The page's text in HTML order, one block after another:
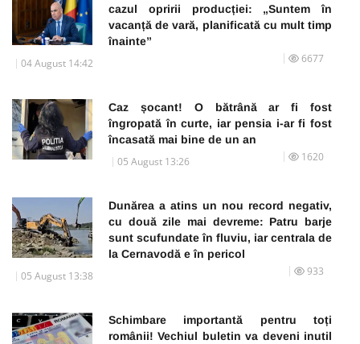
cazul opririi producției: „Suntem în
vacanță de vară, planificată cu mult timp
înainte”
04 August 14:42 6677
Caz șocant! O bătrână ar fi fost
îngropată în curte, iar pensia i-ar fi fost
încasată mai bine de un an
05 August 13:26 1620
Dunărea a atins un nou record negativ,
cu două zile mai devreme: Patru barje
sunt scufundate în fluviu, iar centrala de
la Cernavodă e în pericol
05 August 13:38 933
Schimbare importantă pentru toți
românii! Vechiul buletin va deveni inutil